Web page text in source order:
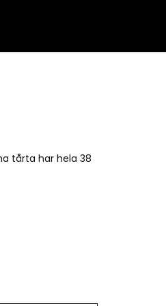
tårta har hela 38